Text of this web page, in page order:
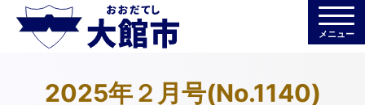
メニュー
2025年２月号(No.1140)